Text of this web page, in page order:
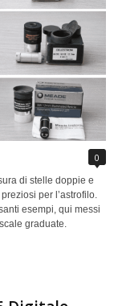
0
di stelle doppie e
per l’astrofilo.
esempi, qui messi
graduate.